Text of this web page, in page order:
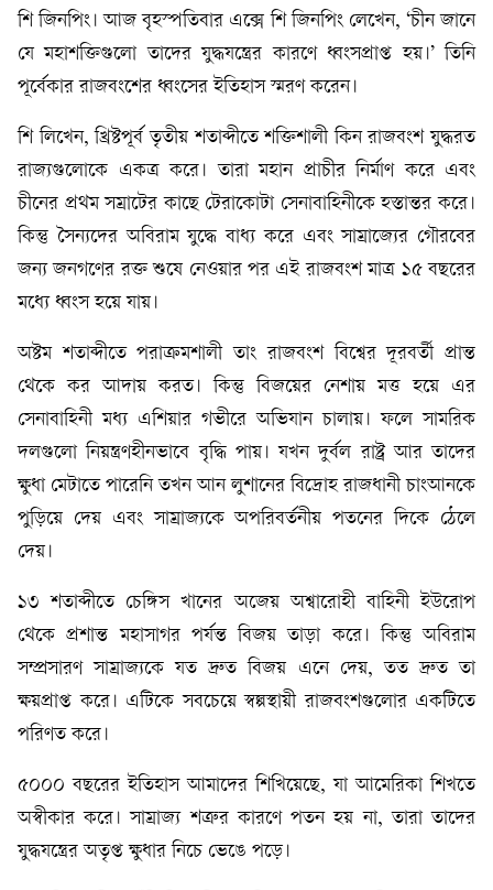
শি জিনপিং। আজ বৃহস্পতিবার এক্সে শি জিনপিং লেখেন, ‘চীন জানে
যে মহাশক্তিগুলো তাদের যুদ্ধযন্ত্রের কারণে ধ্বংসপ্রাপ্ত হয়।’ তিনি
পূর্বেকার রাজবংশের ধ্বংসের ইতিহাস স্মরণ করেন।
শি লিখেন, খ্রিষ্টপূর্ব তৃতীয় শতাব্দীতে শক্তিশালী কিন রাজবংশ যুদ্ধরত
রাজ্যগুলোকে একত্র করে। তারা মহান প্রাচীর নির্মাণ করে এবং
চীনের প্রথম সম্রাটের কাছে টেরাকোটা সেনাবাহিনীকে হস্তান্তর করে।
কিন্তু সৈন্যদের অবিরাম যুদ্ধে বাধ্য করে এবং সাম্রাজ্যের গৌরবের
জন্য জনগণের রক্ত শুষে নেওয়ার পর এই রাজবংশ মাত্র ১৫ বছরের
মধ্যে ধ্বংস হয়ে যায়।
অষ্টম শতাব্দীতে পরাক্রমশালী তাং রাজবংশ বিশ্বের দূরবর্তী প্রান্ত
থেকে কর আদায় করত। কিন্তু বিজয়ের নেশায় মত্ত হয়ে এর
সেনাবাহিনী মধ্য এশিয়ার গভীরে অভিযান চালায়। ফলে সামরিক
দলগুলো নিয়ন্ত্রণহীনভাবে বৃদ্ধি পায়। যখন দুর্বল রাষ্ট্র আর তাদের
ক্ষুধা মেটাতে পারেনি তখন আন লুশানের বিদ্রোহ রাজধানী চাংআনকে
পুড়িয়ে দেয় এবং সাম্রাজ্যকে অপরিবর্তনীয় পতনের দিকে ঠেলে
দেয়।
১৩ শতাব্দীতে চেঙ্গিস খানের অজেয় অশ্বারোহী বাহিনী ইউরোপ
থেকে প্রশান্ত মহাসাগর পর্যন্ত বিজয় তাড়া করে। কিন্তু অবিরাম
সম্প্রসারণ সাম্রাজ্যকে যত দ্রুত বিজয় এনে দেয়, তত দ্রুত তা
ক্ষয়প্রাপ্ত করে। এটিকে সবচেয়ে স্বল্পস্থায়ী রাজবংশগুলোর একটিতে
পরিণত করে।
৫০০০ বছরের ইতিহাস আমাদের শিখিয়েছে, যা আমেরিকা শিখতে
অস্বীকার করে। সাম্রাজ্য শত্রুর কারণে পতন হয় না, তারা তাদের
যুদ্ধযন্ত্রের অতৃপ্ত ক্ষুধার নিচে ভেঙে পড়ে।